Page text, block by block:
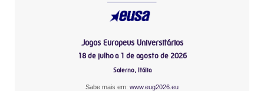
Jogos Europeus Universitários
18 de julho a 1 de agosto de 2026
Salerno, Itália
Sabe mais em: www.eug2026.eu